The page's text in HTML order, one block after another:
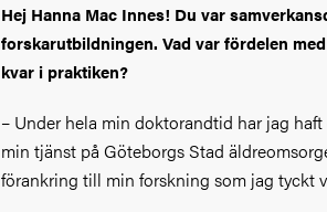
Hej Hanna Mac Innes! Du var
forskarutbildningen. Vad var fördelen
kvar i praktiken?
– Under hela min doktorandtid har jag
min tjänst på Göteborgs Stad
förankring till min forskning som jag tyckt